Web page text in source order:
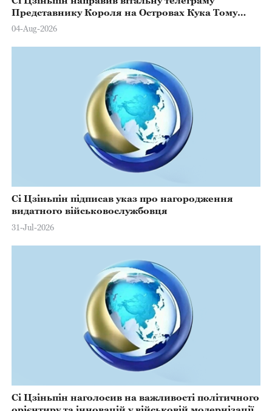
Представнику Короля на Островах Кука Тому
Марстерсу з нагоди Дня Конституції
04-Aug-2026
Сі Цзіньпін підписав указ про нагородження
видатного військовослужбовця
31-Jul-2026
Сі Цзіньпін наголосив на важливості політичного